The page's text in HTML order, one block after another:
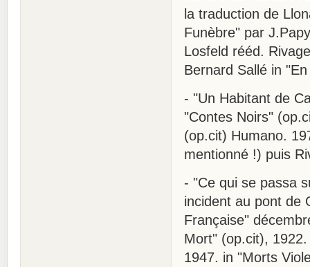
la traduction de
Funèbre" par
Losfeld rééd.
Bernard Sallé in
- "Un Habitant de
"Contes Noirs"
(op.cit) Humano.
mentionné !) puis
- "Ce qui se passa
incident au pont de
Française"
Mort" (op.cit),
1947. in "Morts